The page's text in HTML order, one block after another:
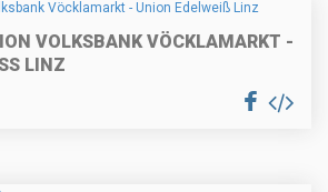
VOLKSBANK VÖCKLAMARKT -
LINZ